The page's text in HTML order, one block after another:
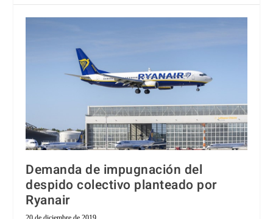
Demanda de impugnación del
despido colectivo planteado por
Ryanair